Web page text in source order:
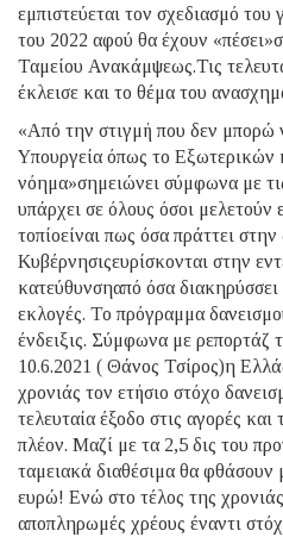
εμπιστεύεται τον σχεδιασμό
του 2022 αφού θα έχουν
Ταμείου Ανακάμψεως.Τις
έκλεισε και το θέμα του
«Από την στιγμή που δεν μπορώ
Υπουργεία όπως το Εξωτερικών
νόημα»σημειώνει σύμφωνα με
υπάρχει σε όλους όσοι μελετούν
τοπίοείναι πως όσα πράττει
Κυβέρνησιςευρίσκονται στην
κατεύθυνσηαπό όσα
εκλογές. Το πρόγραμμα
ένδειξις. Σύμφωνα με ρεπορτάζ
10.6.2021 ( Θάνος Τσίρος)η
χρονιάς τον ετήσιο στόχο
τελευταία έξοδο στις αγορές
πλέον. Μαζί με τα 2,5 δις του
ταμειακά διαθέσιμα θα φθάσουν
ευρώ! Ενώ στο τέλος της
αποπληρωμές χρέους έναντι